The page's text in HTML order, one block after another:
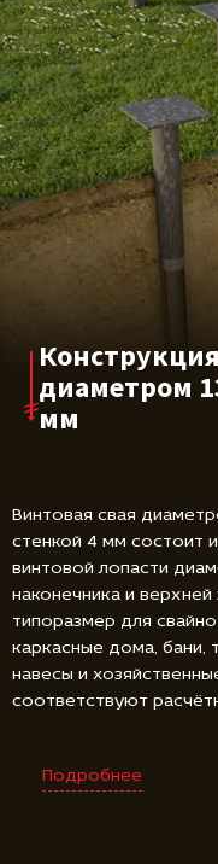
диаметром
мм
Винтовая свая
стенкой 4 мм состоит
винтовой лопасти
наконечника и
типоразмер для
каркасные дома, бани,
навесы и
соответствуют
Подробнее